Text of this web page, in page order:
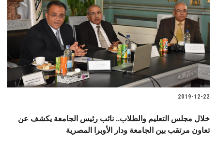
2019-12-22
خلال مجلس التعليم والطلاب.. نائب رئيس الجامعة يكشف عن
تعاون مرتقب بين الجامعة ودار الأوبرا المصرية